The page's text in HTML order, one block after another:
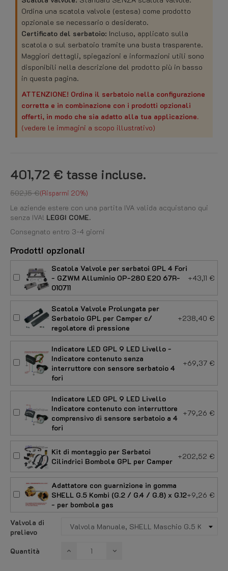
Ordina una scatola valvole (estesa) come prodotto
opzionale se necessario o desiderato.
Certificato del serbatoio: Incluso, applicato sulla
scatola o sul serbatoio tramite una busta trasparente.
Maggiori dettagli, spiegazioni e informazioni utili sono
disponibili nella descrizione del prodotto più in basso
in questa pagina.
ATTENZIONE! Ordina il serbatoio nella configurazione
corretta e in combinazione con i prodotti opzionali
offerti, in modo che sia adatto alla tua applicazione.
(vedere le immagini a scopo illustrativo)
401,72 € tasse incluse.
502,15 € Risparmi 20%
Le aziende estere con una partita IVA valida acquistano qui
senza IVA! LEGGI COME.
Consegnato entro 3-4 giorni
Prodotti opzionali
Scatola Valvole per serbatoi GPL 4 Fori
- GZWM Alluminio OP-280 E20 67R-
010711
+43,11 €
Scatola Valvole Prolungata per
Serbatoio GPL per Camper c/
regolatore di pressione
+238,40 €
Indicatore LED GPL 9 LED Livello -
Indicatore contenuto senza
interruttore con sensore serbatoio 4
fori
+69,37 €
Indicatore LED GPL 9 LED Livello
Indicatore contenuto con interruttore
comprensivo di sensore serbatoio a 4
fori
+79,26 €
Kit di montaggio per Serbatoi
Cilindrici Bombole GPL per Camper
+202,52 €
Adattatore con guarnizione in gomma
SHELL G.5 Kombi (G.2 / G.4 / G.8) x G.12
- per bombola gas
+9,26 €
Valvola di
prelievo
Quantità